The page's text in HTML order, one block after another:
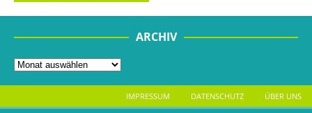
ARCHIV
IMPRESSUM DATENSCHUTZ ÜBER UNS